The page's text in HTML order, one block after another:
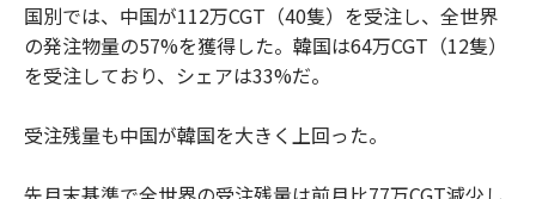
国別では、中国が112万CGT（40隻）を受注し、全世界
の発注物量の57%を獲得した。韓国は64万CGT（12隻）
を受注しており、シェアは33%だ。
受注残量も中国が韓国を大きく上回った。